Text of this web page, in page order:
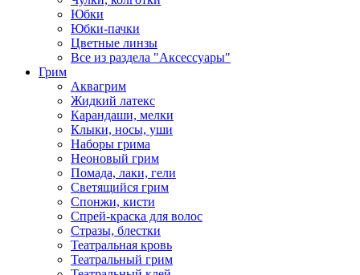
Юбки
Юбки-пачки
Цветные линзы
Все из раздела "Аксессуары"
Грим
Аквагрим
Жидкий латекс
Карандаши, мелки
Клыки, носы, уши
Наборы грима
Неоновый грим
Помада, лаки, гели
Светящийся грим
Спонжи, кисти
Спрей-краска для волос
Стразы, блестки
Театральная кровь
Театральный грим